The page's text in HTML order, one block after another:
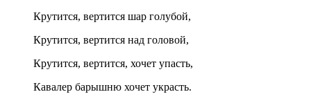
Крутится, вертится шар голубой,
Крутится, вертится над головой,
Крутится, вертится, хочет упасть,
Кавалер барышню хочет украсть.